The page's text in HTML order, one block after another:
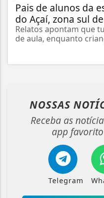
Pais de alunos da
do Açaí, zona sul
Relatos apontam que
de aula, enquanto
NOSSAS
Receba as
app
Telegram